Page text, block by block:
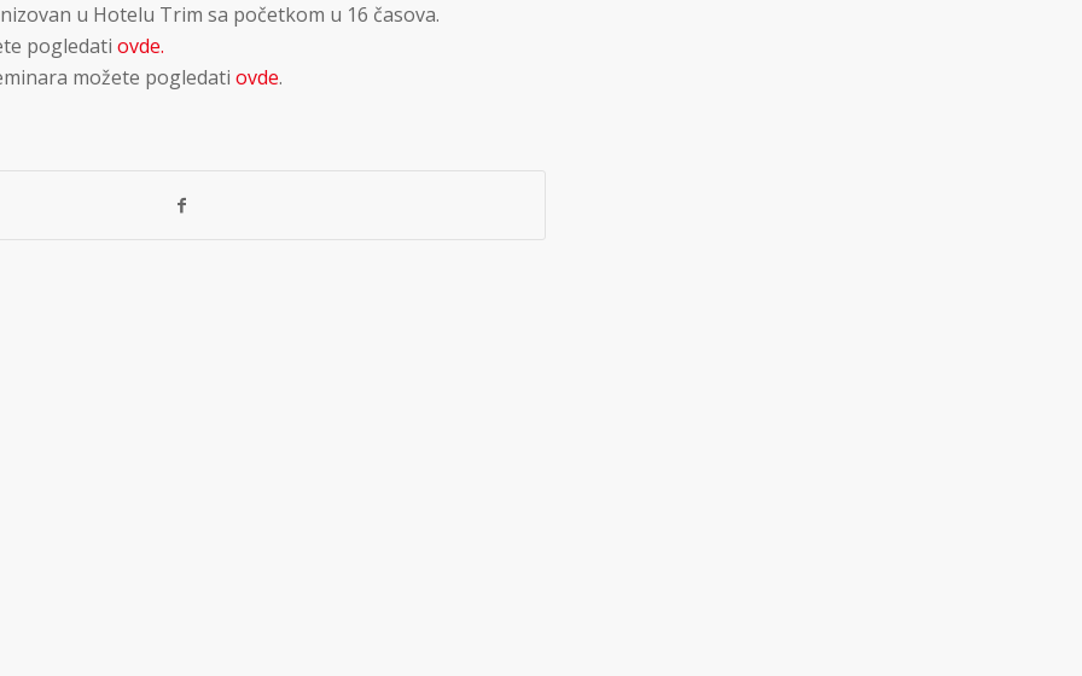
u Hotelu Trim sa početkom u 16 časova.
pogledati ovde.
možete pogledati ovde.